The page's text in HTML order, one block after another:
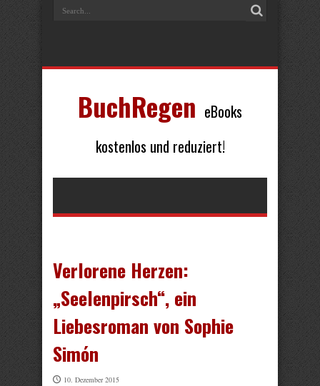
BuchRegen eBooks
kostenlos und reduziert!
Verlorene Herzen:
„Seelenpirsch“, ein
Liebesroman von Sophie
Simón
10. Dezember 2015